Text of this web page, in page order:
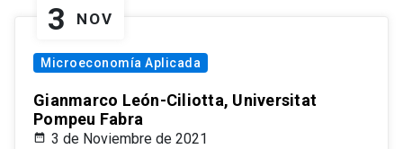
3 NOV
Microeconomía Aplicada
Gianmarco León-Ciliotta, Universitat
Pompeu Fabra
3 de Noviembre de 2021